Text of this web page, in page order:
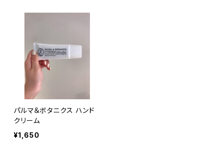
パルマ＆ボタニクス ハンド
クリーム
¥1,650